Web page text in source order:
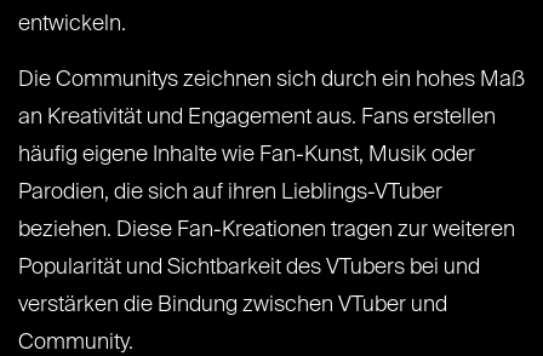
entwickeln.
Die Communitys zeichnen sich durch ein hohes Maß
an Kreativität und Engagement aus. Fans erstellen
häufig eigene Inhalte wie Fan-Kunst, Musik oder
Parodien, die sich auf ihren Lieblings-VTuber
beziehen. Diese Fan-Kreationen tragen zur weiteren
Popularität und Sichtbarkeit des VTubers bei und
verstärken die Bindung zwischen VTuber und
Community.